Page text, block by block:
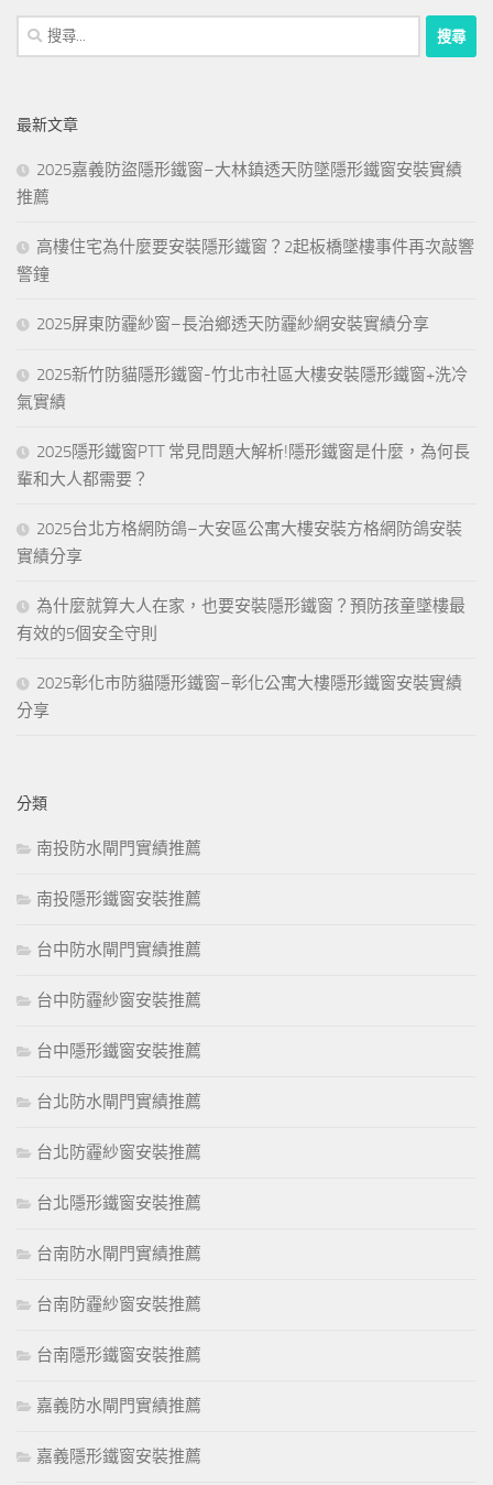
搜
尋
字:
最新文章
2025嘉義防盜隱形鐵窗–大林鎮透天防墜隱形鐵窗安裝實績
推薦
高樓住宅為什麼要安裝隱形鐵窗？2起板橋墜樓事件再次敲響
警鐘
2025屏東防霾紗窗–長治鄉透天防霾紗網安裝實績分享
2025新竹防貓隱形鐵窗-竹北市社區大樓安裝隱形鐵窗+洗冷
氣實績
2025隱形鐵窗PTT 常見問題大解析!隱形鐵窗是什麼，為何長
輩和大人都需要？
2025台北方格網防鴿–大安區公寓大樓安裝方格網防鴿安裝
實績分享
為什麼就算大人在家，也要安裝隱形鐵窗？預防孩童墜樓最
有效的5個安全守則
2025彰化市防貓隱形鐵窗–彰化公寓大樓隱形鐵窗安裝實績
分享
分類
南投防水閘門實績推薦
南投隱形鐵窗安裝推薦
台中防水閘門實績推薦
台中防霾紗窗安裝推薦
台中隱形鐵窗安裝推薦
台北防水閘門實績推薦
台北防霾紗窗安裝推薦
台北隱形鐵窗安裝推薦
台南防水閘門實績推薦
台南防霾紗窗安裝推薦
台南隱形鐵窗安裝推薦
嘉義防水閘門實績推薦
嘉義隱形鐵窗安裝推薦